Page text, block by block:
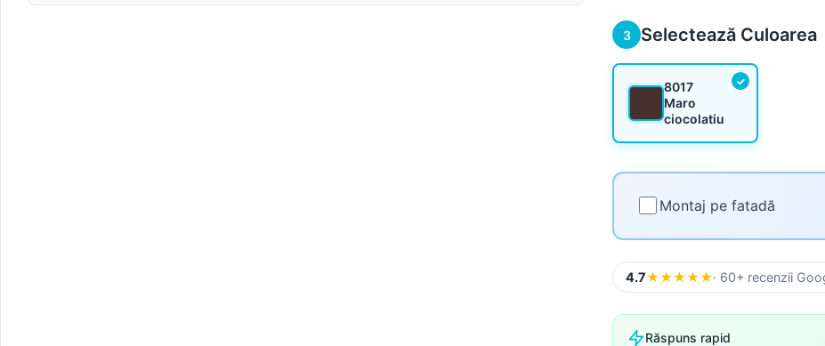
Suruburi, folii și alte
3 Selectează Culoarea
8017
Maro
ciocolatiu
Montaj pe fatadă
4.7★★★★★· 60+ recenzii
Răspuns rapid